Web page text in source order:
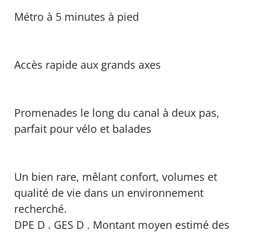
Métro à 5 minutes à pied
Accès rapide aux grands axes
Promenades le long du canal à deux pas,
parfait pour vélo et balades
Un bien rare, mêlant confort, volumes et
qualité de vie dans un environnement
recherché.
DPE D . GES D . Montant moyen estimé des